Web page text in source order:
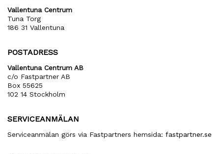
Vallentuna Centrum
Tuna Torg
186 31 Vallentuna
POSTADRESS
Vallentuna Centrum AB
c/o Fastpartner AB
Box 55625
102 14 Stockholm
SERVICEANMÄLAN
Serviceanmälan görs via Fastpartners hemsida: fastpartner.se